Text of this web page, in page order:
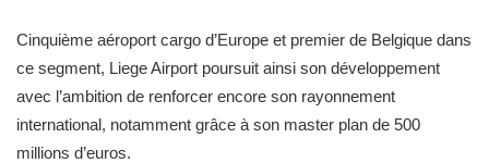
Cinquième aéroport cargo d’Europe et premier de Belgique dans
ce segment, Liege Airport poursuit ainsi son développement
avec l’ambition de renforcer encore son rayonnement
international, notamment grâce à son master plan de 500
millions d’euros.